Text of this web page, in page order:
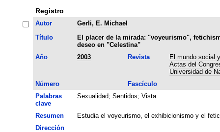
Registro
Autor
Gerli, E. Michael
Título
El placer de la mirada: "voyeurismo",
deseo en "Celestina"
Año
2003 Revista
El mundo social
Actas del
Universidad de
Número
Fascículo
Palabras
clave
Sexualidad; Sentidos; Vista
Resumen
Estudia el voyeurismo, el exhibicionismo y el
Dirección